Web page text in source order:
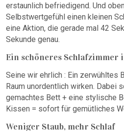
erstaunlich befriedigend. Und
Selbstwertgefühl einen kleinen
eine Aktion, die gerade mal 42
Sekunde genau.
Ein schöneres Schlafzimmer
Seine wir ehrlich : Ein zerwühltes
Raum unordentlich wirken. Dabei
gemachtes Bett + eine stylische
Kissen = sofort für gemütliches
Weniger Staub, mehr Schlaf